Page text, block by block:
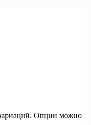
Опции можно